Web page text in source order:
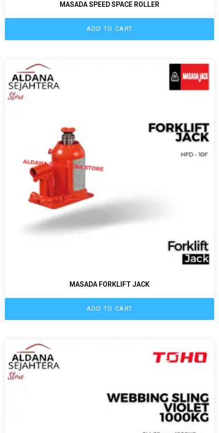
MASADA SPEED SPACE ROLLER
ADD TO CART
MASADA FORKLIFT JACK
ADD TO CART